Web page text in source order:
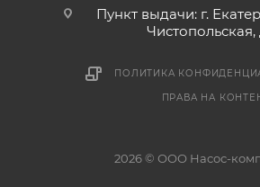
Пункт выдачи: г.
Чистопольская,
ПОЛИТИКА
ПРАВА НА
2026 © ООО Насос-